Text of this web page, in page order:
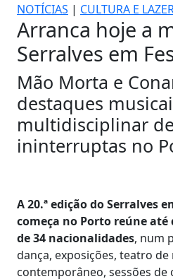
NOTÍCIAS | CULTURA E
Arranca hoje a
Serralves em
Mão Morta e
destaques
multidisciplinar
ininterruptas no
A 20.ª edição do Serralves
começa no Porto reúne
de 34 nacionalidades, num
dança, exposições, teatro de
contemporâneo, sessões de